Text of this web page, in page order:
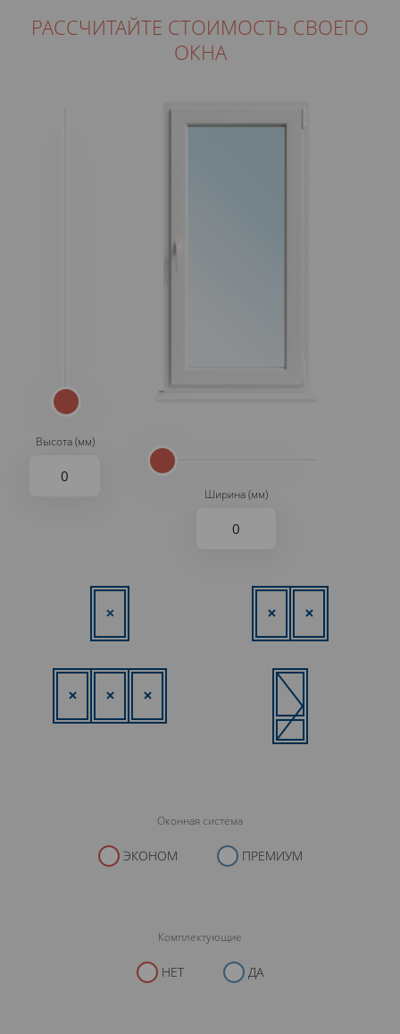
РАССЧИТАЙТЕ СТОИМОСТЬ СВОЕГО
ОКНА
Высота (мм)
Ширина (мм)
Оконная система
ЭКОНОМ ПРЕМИУМ
Комплектующие
НЕТ ДА